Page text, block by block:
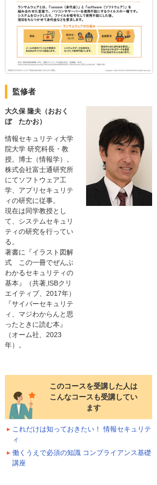
監修者
大久保 隆夫（おおく
ぼ たかお）
情報セキュリティ大学
院大学 研究科長・教
授。博士（情報学）。
株式会社富士通研究所
にてソフトウェア工
学、アプリセキュリテ
ィの研究に従事。
現在は同学教授とし
て、システムセキュリ
ティの研究を行ってい
る。
著書に『イラスト図解
式 この一冊でぜんぶ
わかるセキュリティの
基本』（共著,lSBクリ
エイティブ、2017年）
『サイバーセキュリテ
ィ、マジわからんと思
ったときに読む本』
（オーム社、2023
年）。
このコースを受講した人は
こんなコースも受講してい
ます
これだけは知っておきたい！ 情報セキュリテ
ィ
働くうえで必須の知識 コンプライアンス基礎
講座